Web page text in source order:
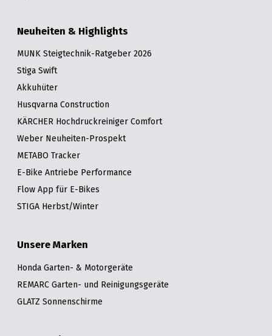
Neuheiten & Highlights
MUNK Steigtechnik-Ratgeber 2026
Stiga Swift
Akkuhüter
Husqvarna Construction
KÄRCHER Hochdruckreiniger Comfort
Weber Neuheiten-Prospekt
METABO Tracker
E-Bike Antriebe Performance
Flow App für E-Bikes
STIGA Herbst/Winter
Unsere Marken
Honda Garten- & Motorgeräte
REMARC Garten- und Reinigungsgeräte
GLATZ Sonnenschirme